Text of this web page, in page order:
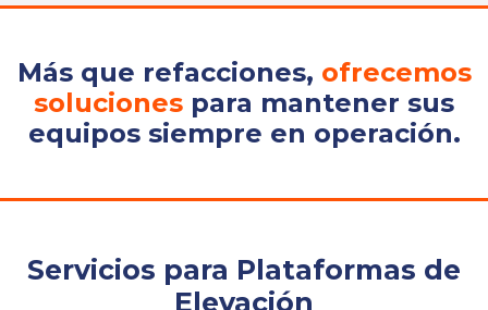
Más que refacciones, ofrecemos
soluciones para mantener sus
equipos siempre en operación.
Servicios para Plataformas de
Elevación